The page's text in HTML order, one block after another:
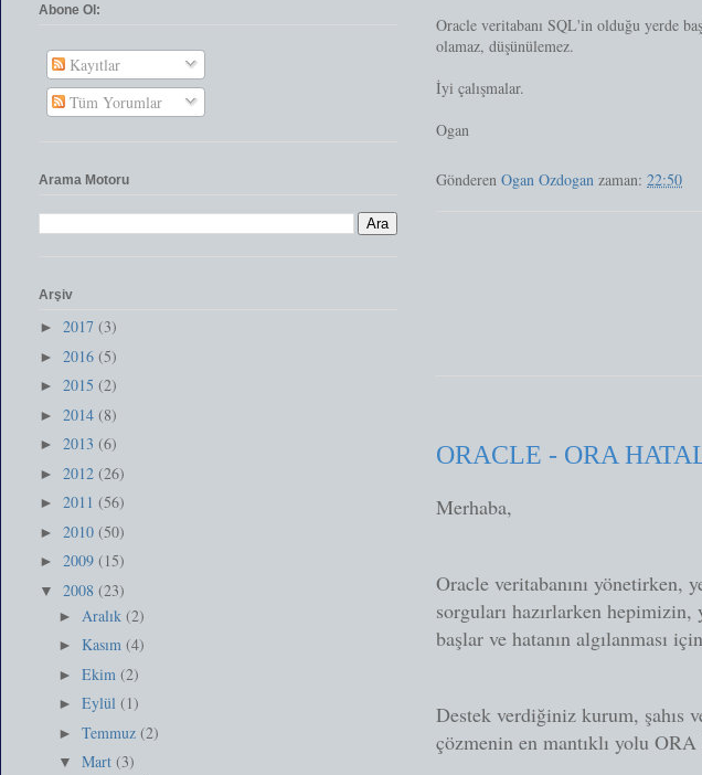
Oracle veritabanı SQL'in olduğu yerde
olamaz, düşünülemez.
İyi çalışmalar.
Ogan
Gönderen Ogan Ozdogan zaman: 22:50
ORACLE - ORA
Merhaba,
Oracle veritabanını yönetirken,
sorguları hazırlarken hepimizin,
başlar ve hatanın algılanması
Destek verdiğiniz kurum, şahıs
çözmenin en mantıklı yolu
Abone Ol:
Kayıtlar
Tüm Yorumlar
Arama Motoru
Arşiv
► 2017 (3)
► 2016 (5)
► 2015 (2)
► 2014 (8)
► 2013 (6)
► 2012 (26)
► 2011 (56)
► 2010 (50)
► 2009 (15)
▼ 2008 (23)
► Aralık (2)
► Kasım (4)
► Ekim (2)
► Eylül (1)
► Temmuz (2)
▼ Mart (3)